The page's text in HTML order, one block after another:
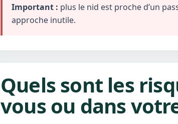
Important : plus le nid est proche d’un
approche inutile.
Quels sont les
vous ou dans